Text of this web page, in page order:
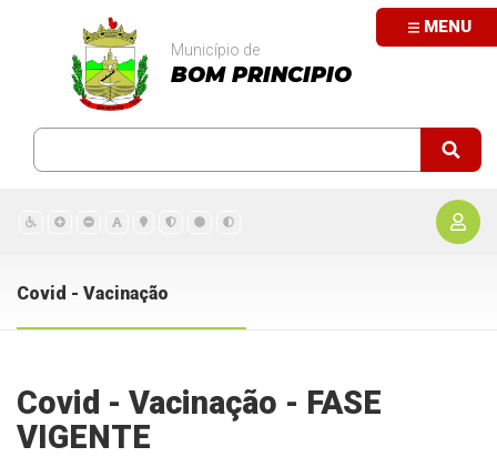
MENU
Município de
BOM PRINCIPIO
Covid - Vacinação
Covid - Vacinação - FASE
VIGENTE